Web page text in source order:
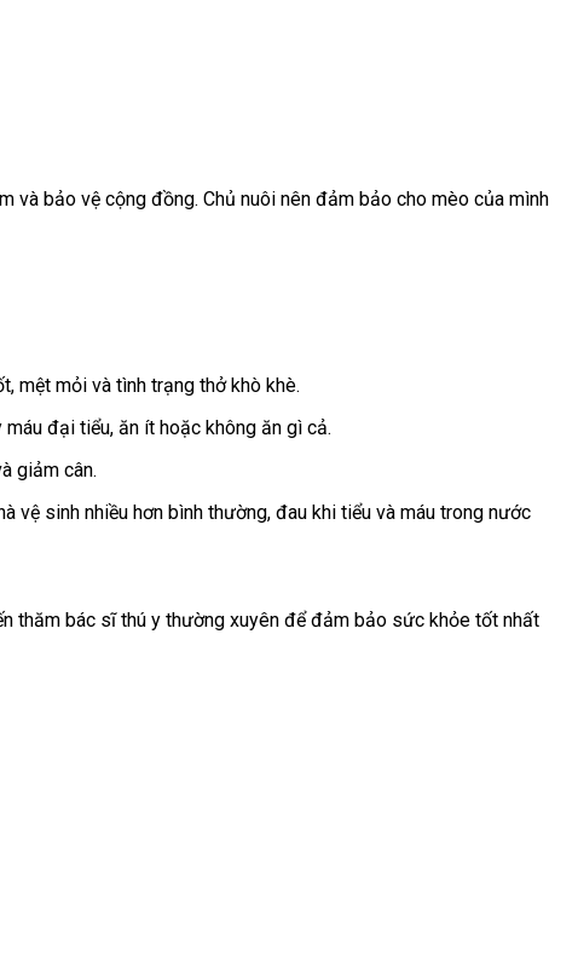
và bảo vệ cộng đồng. Chủ nuôi nên đảm bảo cho mèo của mình
mệt mỏi và tình trạng thở khò khè.
đại tiểu, ăn ít hoặc không ăn gì cả.
giảm cân.
vệ sinh nhiều hơn bình thường, đau khi tiểu và máu trong nước
thăm bác sĩ thú y thường xuyên để đảm bảo sức khỏe tốt nhất